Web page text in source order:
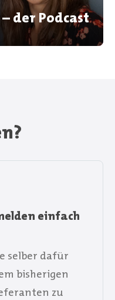
der Podcast
einfach
selber dafür
bisherigen
zu